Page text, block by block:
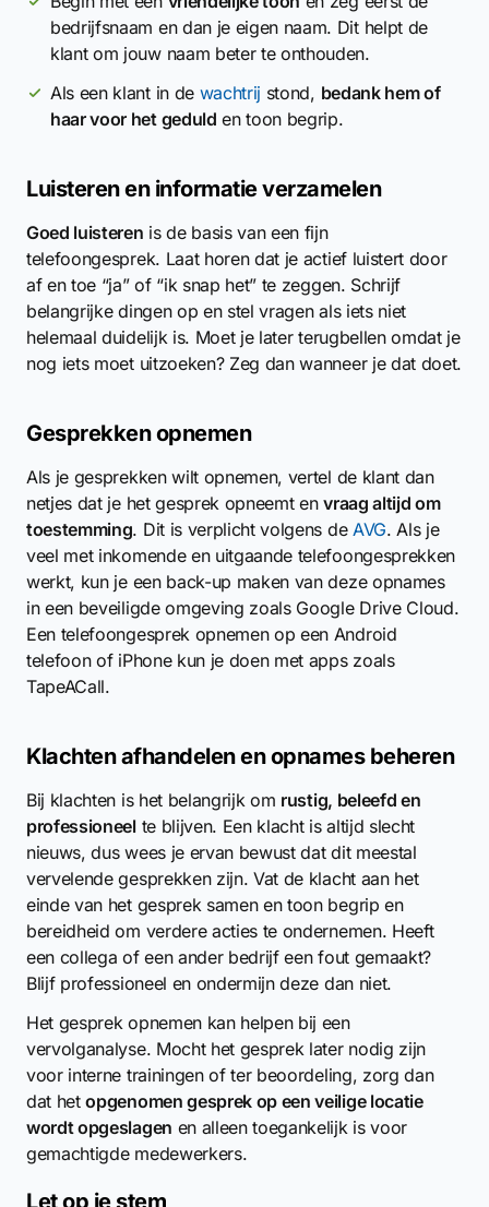
bedrijfsnaam en dan je eigen naam. Dit helpt de
klant om jouw naam beter te onthouden.
Als een klant in de wachtrij stond, bedank hem of
haar voor het geduld en toon begrip.
Luisteren en informatie verzamelen
Goed luisteren is de basis van een fijn
telefoongesprek. Laat horen dat je actief luistert door
af en toe “ja” of “ik snap het” te zeggen. Schrijf
belangrijke dingen op en stel vragen als iets niet
helemaal duidelijk is. Moet je later terugbellen omdat je
nog iets moet uitzoeken? Zeg dan wanneer je dat doet.
Gesprekken opnemen
Als je gesprekken wilt opnemen, vertel de klant dan
netjes dat je het gesprek opneemt envraag altijd om
toestemming. Dit is verplicht volgens de AVG. Als je
veel met inkomende en uitgaande telefoongesprekken
werkt, kun je een back-up maken van deze opnames
in een beveiligde omgeving zoals Google Drive Cloud.
Een telefoongesprek opnemen op een Android
telefoon of iPhone kun je doen met apps zoals
TapeACall.
Klachten afhandelen en opnames beheren
Bij klachten is het belangrijk om rustig, beleefd en
professioneelte blijven. Een klacht is altijd slecht
nieuws, dus wees je ervan bewust dat dit meestal
vervelende gesprekken zijn. Vat de klacht aan het
einde van het gesprek samen en toon begrip en
bereidheid om verdere acties te ondernemen. Heeft
een collega of een ander bedrijf een fout gemaakt?
Blijf professioneel en ondermijn deze dan niet.
Het gesprek opnemen kan helpen bij een
vervolganalyse. Mocht het gesprek later nodig zijn
voor interne trainingen of ter beoordeling, zorg dan
dat hetopgenomen gesprek op een veilige locatie
wordt opgeslagen en alleen toegankelijk is voor
gemachtigde medewerkers.
Let op je stem